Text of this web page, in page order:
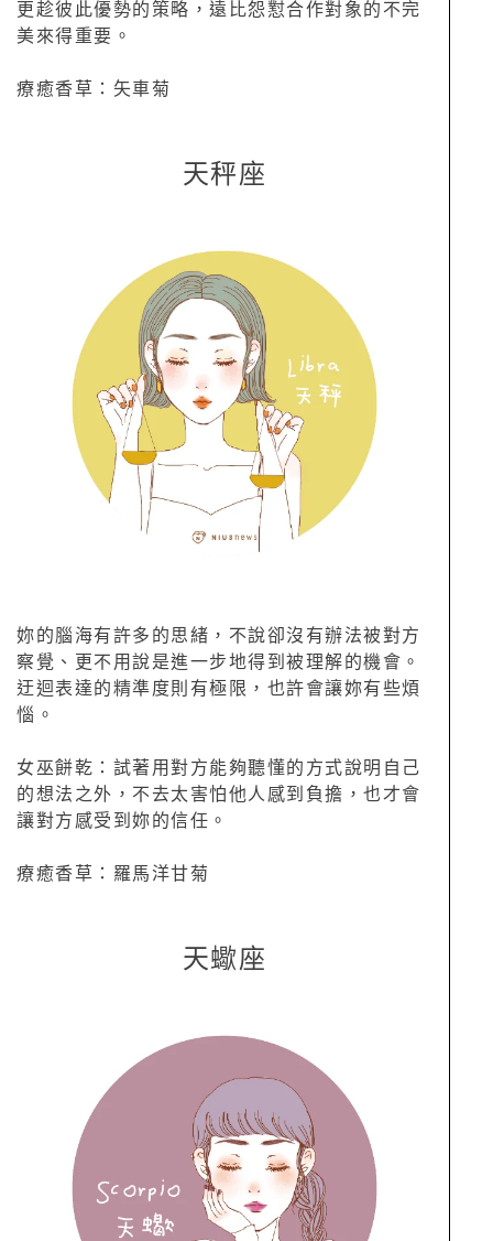
更趁彼此優勢的策略，遠比怨懟合作對象的不完
美來得重要。
療癒香草：矢車菊
天秤座
妳的腦海有許多的思緒，不說卻沒有辦法被對方
察覺、更不用說是進一步地得到被理解的機會。
迂迴表達的精準度則有極限，也許會讓妳有些煩
惱。
女巫餅乾：試著用對方能夠聽懂的方式說明自己
的想法之外，不去太害怕他人感到負擔，也才會
讓對方感受到妳的信任。
療癒香草：羅馬洋甘菊
天蠍座